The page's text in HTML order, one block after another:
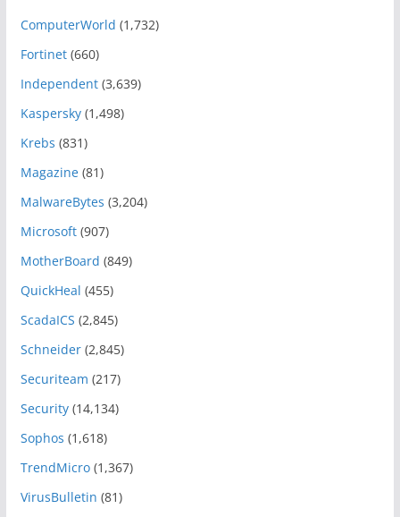
ComputerWorld (1,732)
Fortinet(660)
Independent(3,639)
Kaspersky(1,498)
Krebs (831)
Magazine(81)
MalwareBytes (3,204)
Microsoft(907)
MotherBoard (849)
QuickHeal (455)
ScadaICS (2,845)
Schneider(2,845)
Securiteam (217)
Security(14,134)
Sophos (1,618)
TrendMicro(1,367)
VirusBulletin (81)